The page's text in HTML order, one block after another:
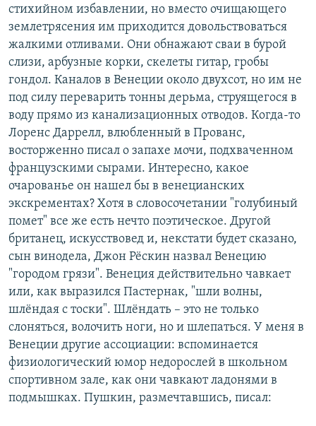
стихийном избавлении, но вместо очищающего
землетрясения им приходится довольствоваться
жалкими отливами. Они обнажают сваи в бурой
слизи, арбузные корки, скелеты гитар, гробы
гондол. Каналов в Венеции около двухсот, но им не
под силу переварить тонны дерьма, струящегося в
воду прямо из канализационных отводов. Когда-то
Лоренс Даррелл, влюбленный в Прованс,
восторженно писал о запахе мочи, подхваченном
французскими сырами. Интересно, какое
очарованье он нашел бы в венецианских
экскрементах? Хотя в словосочетании "голубиный
помет" все же есть нечто поэтическое. Другой
британец, искусствовед и, некстати будет сказано,
сын винодела, Джон Рёскин назвал Венецию
"городом грязи". Венеция действительно чавкает
или, как выразился Пастернак, "шли волны,
шлёндая с тоски". Шлёндать – это не только
слоняться, волочить ноги, но и шлепаться. У меня в
Венеции другие ассоциации: вспоминается
физиологический юмор недорослей в школьном
спортивном зале, как они чавкают ладонями в
подмышках. Пушкин, размечтавшись, писал: